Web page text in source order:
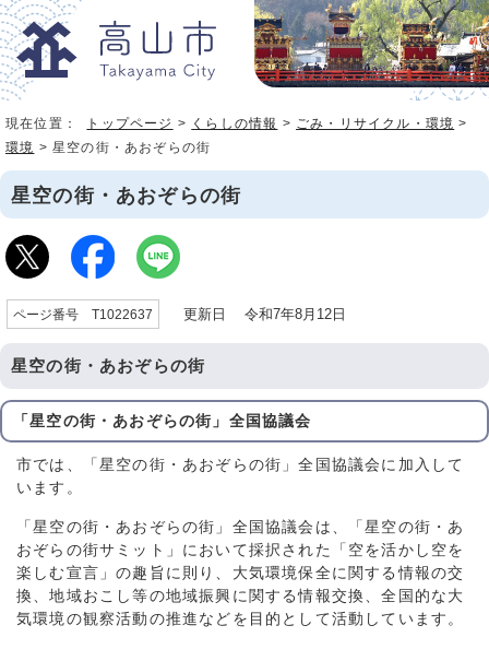
現在位置： トップページ > くらしの情報 > ごみ・リサイクル・環境 >
環境 > 星空の街・あおぞらの街
星空の街・あおぞらの街
ページ番号 T1022637 更新日 令和7年8月12日
星空の街・あおぞらの街
「星空の街・あおぞらの街」全国協議会
市では、「星空の街・あおぞらの街」全国協議会に加入して
います。
「星空の街・あおぞらの街」全国協議会は、「星空の街・あ
おぞらの街サミット」において採択された「空を活かし空を
楽しむ宣言」の趣旨に則り、大気環境保全に関する情報の交
換、地域おこし等の地域振興に関する情報交換、全国的な大
気環境の観察活動の推進などを目的として活動しています。